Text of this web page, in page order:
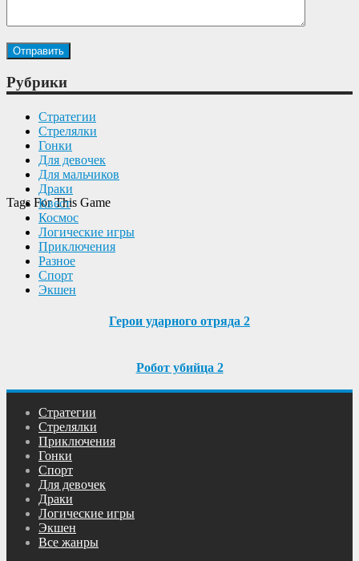
Tags For This Game
Рубрики
Cтратегии
Cтрелялки
Гонки
Для девочек
Для мальчиков
Драки
Квест
Космос
Логические игры
Приключения
Разное
Спорт
Экшен
Герои ударного отряда 2
Робот убийца 2
Cтратегии
Cтрелялки
Приключения
Гонки
Спорт
Для девочек
Драки
Логические игры
Экшен
Все жанры